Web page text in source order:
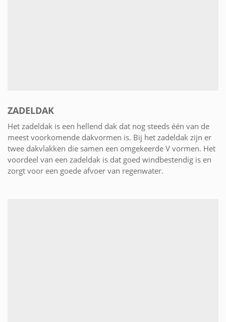
ZADELDAK
Het zadeldak is een hellend dak dat nog steeds één van de
meest voorkomende dakvormen is. Bij het zadeldak zijn er
twee dakvlakken die samen een omgekeerde V vormen. Het
voordeel van een zadeldak is dat goed windbestendig is en
zorgt voor een goede afvoer van regenwater.